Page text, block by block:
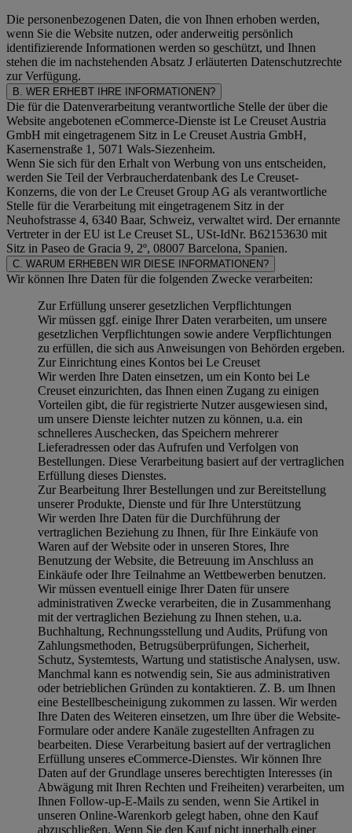
Die personenbezogenen Daten, die von Ihnen erhoben werden,
wenn Sie die Website nutzen, oder anderweitig persönlich
identifizierende Informationen werden so geschützt, und Ihnen
stehen die im nachstehenden Absatz J erläuterten Datenschutzrechte
zur Verfügung.
B. WER ERHEBT IHRE INFORMATIONEN?
Die für die Datenverarbeitung verantwortliche Stelle der über die
Website angebotenen eCommerce-Dienste ist Le Creuset Austria
GmbH mit eingetragenem Sitz in Le Creuset Austria GmbH,
Kasernenstraße 1, 5071 Wals-Siezenheim.
Wenn Sie sich für den Erhalt von Werbung von uns entscheiden,
werden Sie Teil der Verbraucherdatenbank des Le Creuset-
Konzerns, die von der Le Creuset Group AG als verantwortliche
Stelle für die Verarbeitung mit eingetragenem Sitz in der
Neuhofstrasse 4, 6340 Baar, Schweiz, verwaltet wird. Der ernannte
Vertreter in der EU ist Le Creuset SL, USt-IdNr. B62153630 mit
Sitz in Paseo de Gracia 9, 2º, 08007 Barcelona, Spanien.
C. WARUM ERHEBEN WIR DIESE INFORMATIONEN?
Wir können Ihre Daten für die folgenden Zwecke verarbeiten:
Zur Erfüllung unserer gesetzlichen Verpflichtungen
Wir müssen ggf. einige Ihrer Daten verarbeiten, um unsere
gesetzlichen Verpflichtungen sowie andere Verpflichtungen
zu erfüllen, die sich aus Anweisungen von Behörden ergeben.
Zur Einrichtung eines Kontos bei Le Creuset
Wir werden Ihre Daten einsetzen, um ein Konto bei Le
Creuset einzurichten, das Ihnen einen Zugang zu einigen
Vorteilen gibt, die für registrierte Nutzer ausgewiesen sind,
um unsere Dienste leichter nutzen zu können, u.a. ein
schnelleres Auschecken, das Speichern mehrerer
Lieferadressen oder das Aufrufen und Verfolgen von
Bestellungen. Diese Verarbeitung basiert auf der vertraglichen
Erfüllung dieses Dienstes.
Zur Bearbeitung Ihrer Bestellungen und zur Bereitstellung
unserer Produkte, Dienste und für Ihre Unterstützung
Wir werden Ihre Daten für die Durchführung der
vertraglichen Beziehung zu Ihnen, für Ihre Einkäufe von
Waren auf der Website oder in unseren Stores, Ihre
Benutzung der Website, die Betreuung im Anschluss an
Einkäufe oder Ihre Teilnahme an Wettbewerben benutzen.
Wir müssen eventuell einige Ihrer Daten für unsere
administrativen Zwecke verarbeiten, die in Zusammenhang
mit der vertraglichen Beziehung zu Ihnen stehen, u.a.
Buchhaltung, Rechnungsstellung und Audits, Prüfung von
Zahlungsmethoden, Betrugsüberprüfungen, Sicherheit,
Schutz, Systemtests, Wartung und statistische Analysen, usw.
Manchmal kann es notwendig sein, Sie aus administrativen
oder betrieblichen Gründen zu kontaktieren. Z. B. um Ihnen
eine Bestellbescheinigung zukommen zu lassen. Wir werden
Ihre Daten des Weiteren einsetzen, um Ihre über die Website-
Formulare oder andere Kanäle zugestellten Anfragen zu
bearbeiten. Diese Verarbeitung basiert auf der vertraglichen
Erfüllung unseres eCommerce-Dienstes. Wir können Ihre
Daten auf der Grundlage unseres berechtigten Interesses (in
Abwägung mit Ihren Rechten und Freiheiten) verarbeiten, um
Ihnen Follow-up-E-Mails zu senden, wenn Sie Artikel in
unseren Online-Warenkorb gelegt haben, ohne den Kauf
abzuschließen. Wenn Sie den Kauf nicht innerhalb einer